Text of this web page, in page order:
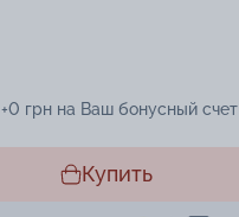
+0 грн на Ваш бонусный счет
Купить